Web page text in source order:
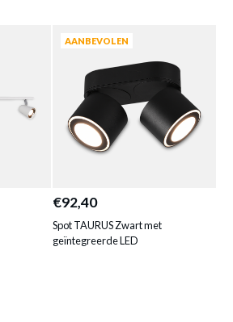
AANBEVOLEN
€92,40
Spot TAURUS Zwart met
geïntegreerde LED
ZWART MET